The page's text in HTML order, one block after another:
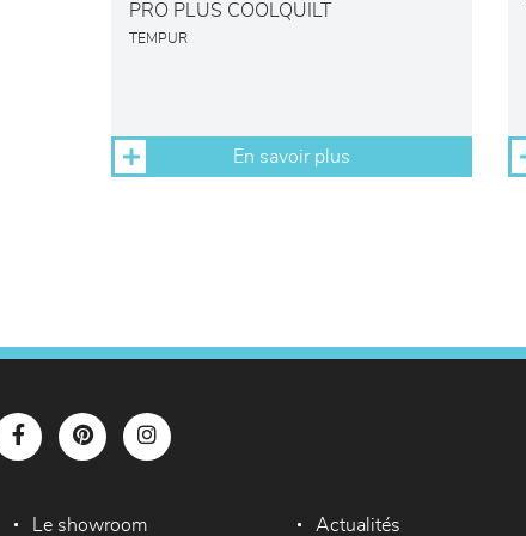
PRO PLUS COOLQUILT
TEMPUR
En savoir plus
Le showroom Actualités